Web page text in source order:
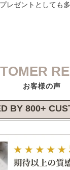
レゼントとしても
お客様の声
BY 800+